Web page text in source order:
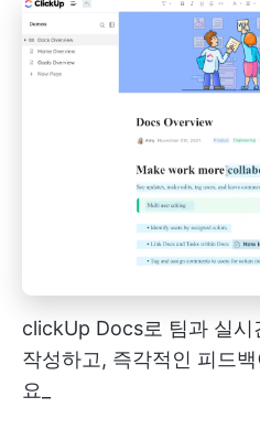
clickUp Docs로 팀과 실시
작성하고, 즉각적인 피드
요_